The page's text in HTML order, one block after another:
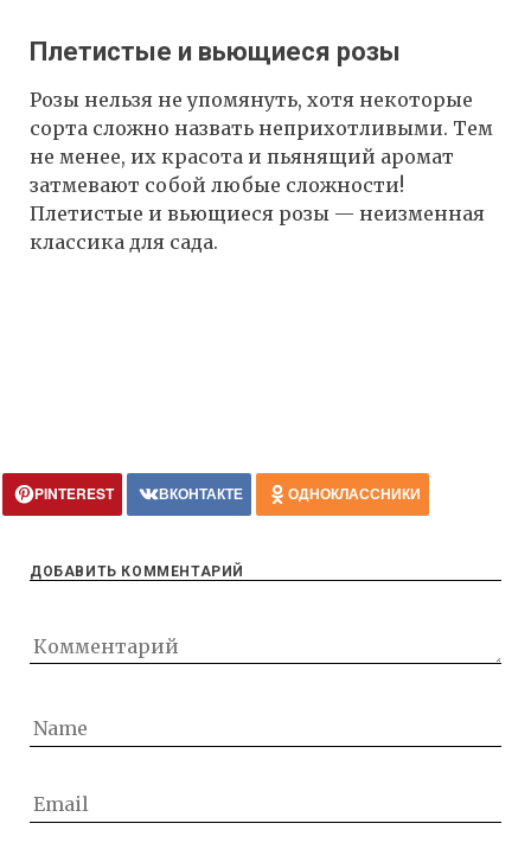
Плетистые и вьющиеся розы
Розы нельзя не упомянуть, хотя некоторые
сорта сложно назвать неприхотливыми. Тем
не менее, их красота и пьянящий аромат
затмевают собой любые сложности!
Плетистые и вьющиеся розы — неизменная
классика для сада.
PINTEREST ВКОНТАКТЕ ОДНОКЛАССНИКИ
ДОБАВИТЬ КОММЕНТАРИЙ